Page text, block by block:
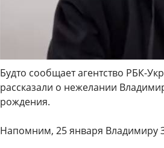
Будто сообщает агентство РБК-
рассказали о нежелании
рождения.
Напомним, 25 января Владимиру